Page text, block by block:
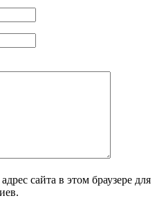
сайта в этом браузере для